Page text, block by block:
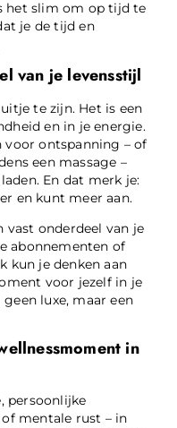
het slim om op tijd te
je de tijd en
van je levensstijl
te zijn. Het is een
en in je energie.
ontspanning – of
een massage –
En dat merk je:
en kunt meer aan.
vast onderdeel van je
abonnementen of
kun je denken aan
voor jezelf in je
luxe, maar een
in
persoonlijke
mentale rust – in